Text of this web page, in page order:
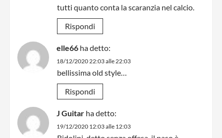
tutti quanto conta la scaranzia nel calcio.
Rispondi
elle66 ha detto:
18/12/2020 22:03 alle 22:03
bellissima old style…
Rispondi
J Guitar ha detto:
19/12/2020 12:03 alle 12:03